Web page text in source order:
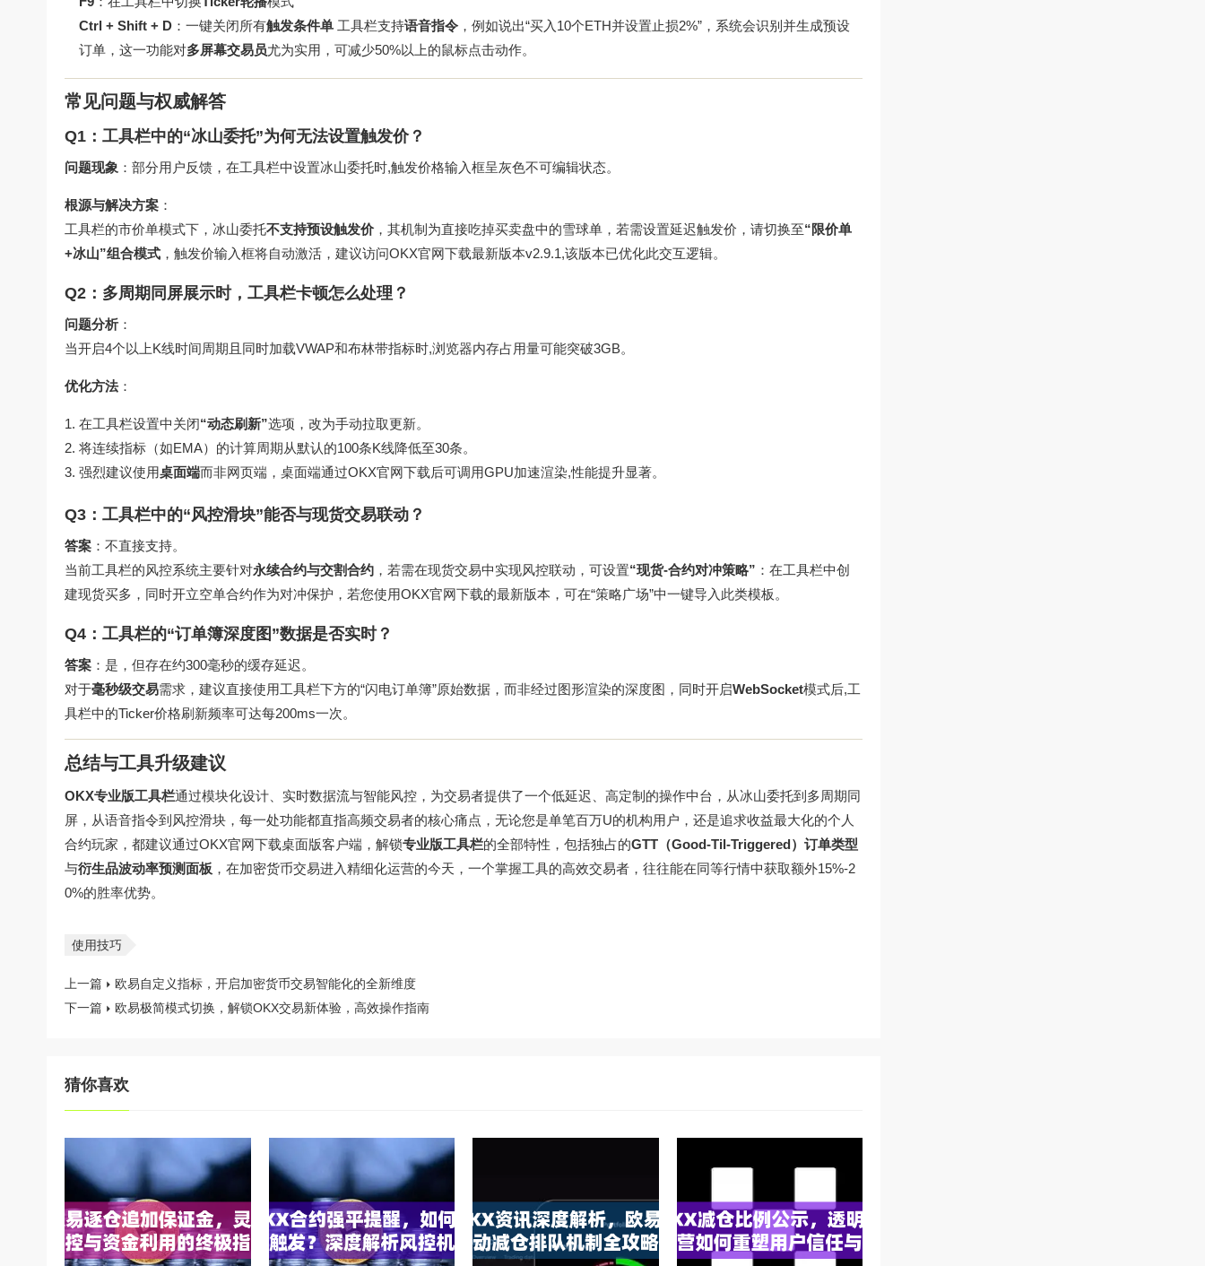
Ctrl + Shift + D ：一键关闭所有触发条件单 工具栏支持语音指令 ，例如说出“买入10个ETH并设置止损2%”，系统会识别并生成预设
订单，这一功能对多屏幕交易员尤为实用，可减少50%以上的鼠标点击动作。
常见问题与权威解答
Q1：工具栏中的“冰山委托”为何无法设置触发价？
问题现象 ：部分用户反馈，在工具栏中设置冰山委托时,触发价格输入框呈灰色不可编辑状态。
根源与解决方案 ：
工具栏的市价单模式下，冰山委托不支持预设触发价 ，其机制为直接吃掉买卖盘中的雪球单，若需设置延迟触发价，请切换至“限价单
+冰山”组合模式 ，触发价输入框将自动激活，建议访问OKX官网下载最新版本v2.9.1,该版本已优化此交互逻辑。
Q2：多周期同屏展示时，工具栏卡顿怎么处理？
问题分析 ：
当开启4个以上K线时间周期且同时加载VWAP和布林带指标时,浏览器内存占用量可能突破3GB。
优化方法：
在工具栏设置中关闭“动态刷新”选项，改为手动拉取更新。
将连续指标（如EMA）的计算周期从默认的100条K线降低至30条。
强烈建议使用桌面端而非网页端，桌面端通过OKX官网下载后可调用GPU加速渲染,性能提升显著。
Q3：工具栏中的“风控滑块”能否与现货交易联动？
答案 ：不直接支持。
当前工具栏的风控系统主要针对永续合约与交割合约 ，若需在现货交易中实现风控联动，可设置“现货-合约对冲策略” ：在工具栏中创
建现货买多，同时开立空单合约作为对冲保护，若您使用OKX官网下载的最新版本，可在“策略广场”中一键导入此类模板。
Q4：工具栏的“订单簿深度图”数据是否实时？
答案 ：是，但存在约300毫秒的缓存延迟。
对于毫秒级交易需求，建议直接使用工具栏下方的“闪电订单簿”原始数据，而非经过图形渲染的深度图，同时开启WebSocket模式后,工
具栏中的Ticker价格刷新频率可达每200ms一次。
总结与工具升级建议
OKX专业版工具栏通过模块化设计、实时数据流与智能风控，为交易者提供了一个低延迟、高定制的操作中台，从冰山委托到多周期同
屏，从语音指令到风控滑块，每一处功能都直指高频交易者的核心痛点，无论您是单笔百万U的机构用户，还是追求收益最大化的个人
合约玩家，都建议通过OKX官网下载桌面版客户端，解锁专业版工具栏的全部特性，包括独占的GTT（Good-Til-Triggered）订单类型
与衍生品波动率预测面板 ，在加密货币交易进入精细化运营的今天，一个掌握工具的高效交易者，往往能在同等行情中获取额外15%-2
0%的胜率优势。
使用技巧
上一篇
欧易自定义指标，开启加密货币交易智能化的全新维度
下一篇
欧易极简模式切换，解锁OKX交易新体验，高效操作指南
猜你喜欢